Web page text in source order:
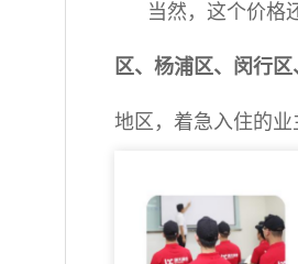
当然，这个价格
区、杨浦区、闵行
地区，着急入住的